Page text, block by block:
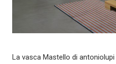
La vasca Mastello di